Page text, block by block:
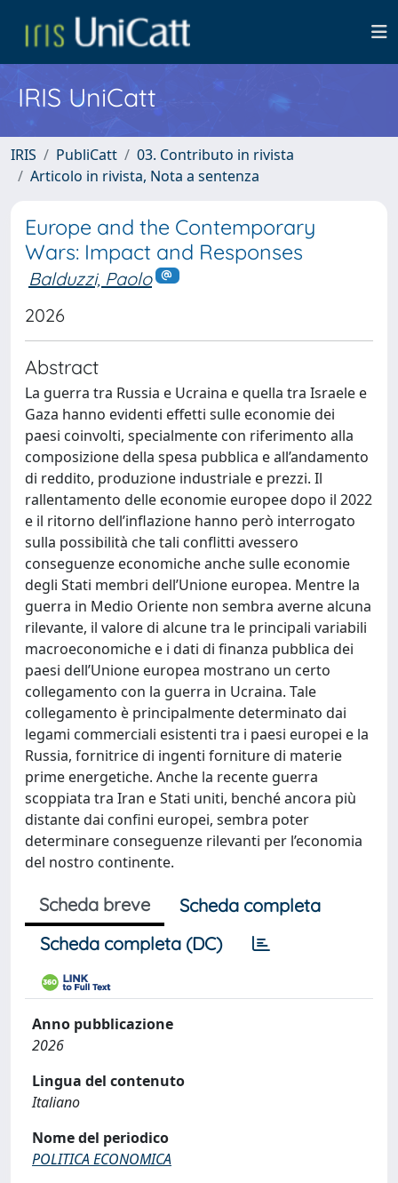
IRIS UniCatt
IRIS PubliCatt
03. Contributo in rivista
Articolo in rivista, Nota a sentenza
Europe and the Contemporary
Wars: Impact and Responses
Balduzzi, Paolo
2026
Abstract
La guerra tra Russia e Ucraina e quella tra Israele e
Gaza hanno evidenti effetti sulle economie dei
paesi coinvolti, specialmente con riferimento alla
composizione della spesa pubblica e all’andamento
di reddito, produzione industriale e prezzi. Il
rallentamento delle economie europee dopo il 2022
e il ritorno dell’inflazione hanno però interrogato
sulla possibilità che tali conflitti avessero
conseguenze economiche anche sulle economie
degli Stati membri dell’Unione europea. Mentre la
guerra in Medio Oriente non sembra averne alcuna
rilevante, il valore di alcune tra le principali variabili
macroeconomiche e i dati di finanza pubblica dei
paesi dell’Unione europea mostrano un certo
collegamento con la guerra in Ucraina. Tale
collegamento è principalmente determinato dai
legami commerciali esistenti tra i paesi europei e la
Russia, fornitrice di ingenti forniture di materie
prime energetiche. Anche la recente guerra
scoppiata tra Iran e Stati uniti, benché ancora più
distante dai confini europei, sembra poter
determinare conseguenze rilevanti per l’economia
del nostro continente.
Scheda breve
Scheda completa
Scheda completa (DC)
Anno pubblicazione
2026
Lingua del contenuto
Italiano
Nome del periodico
POLITICA ECONOMICA